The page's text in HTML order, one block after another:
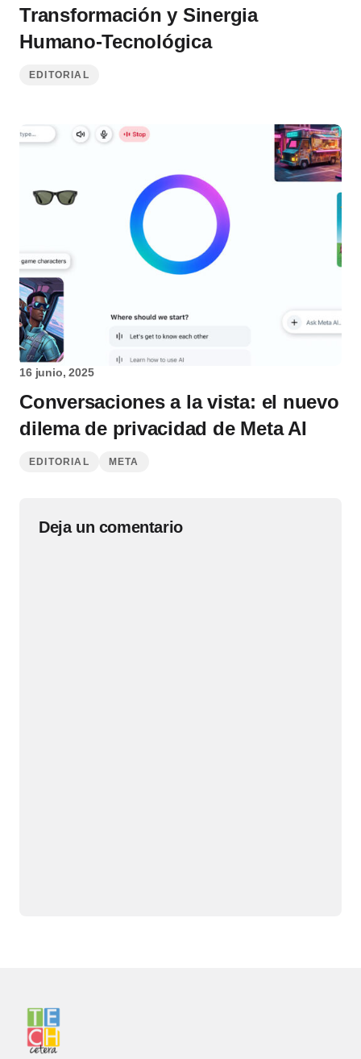
Transformación y Sinergia
Humano-Tecnológica
EDITORIAL
16 junio, 2025
Conversaciones a la vista: el nuevo
dilema de privacidad de Meta AI
EDITORIAL META
Deja un comentario